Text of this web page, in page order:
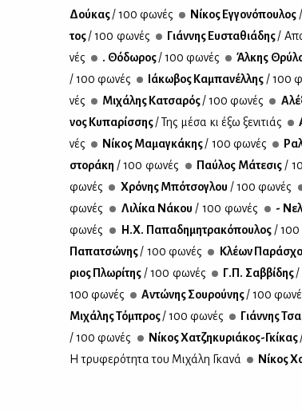
Δού­κας/ 100 φω­νές Νί­κος Εγ­γο­νό­που­λος
τος/ 100 φω­νές Γιάν­νης Ευ­στα­θιά­δης/
νές
. Θό­δω­ρος/ 100 φω­νές Άλ­κης
/ 100 φω­νές
Ιά­κω­βος Κα­μπα­νέλ­λης / 100
νές
Μι­χά­λης Κα­τσα­ρός/ 100 φω­νές
νος Κυ­πα­ρίσ­σης/ Της μέ­σα κι έξω ξε­νι­τιάς
νές
Νί­κος Μα­μα­γκά­κης/ 100 φω­νές
στο­ρά­κη / 100 φω­νές Παύ­λος Μά­τε­σις /
φω­νές
Χρό­νης Μπό­τσο­γλου / 100 φω­νές
φω­νές
Λι­λί­κα Νά­κου / 100 φω­νές -
φω­νές
Η.Χ. Πα­πα­δη­μη­τρα­κό­που­λος /
Πα­πα­τσώ­νης/ 100 φω­νές Κλέ­ων
ριος Πλω­ρί­της / 100 φω­νές Γ.Π. Σαβ­βί­δης/
100 φω­νές
Αντώ­νης Σου­ρού­νης/ 100
Μι­χά­λης Τό­μπρος/ 100 φω­νές Γιάν­νης
/ 100 φω­νές
Νί­κος Χα­τζη­κυ­ριά­κος-Γκί­κας
Η τρυ­φε­ρό­τη­τα του Μι­χά­λη Γκα­νά
Νί­κος